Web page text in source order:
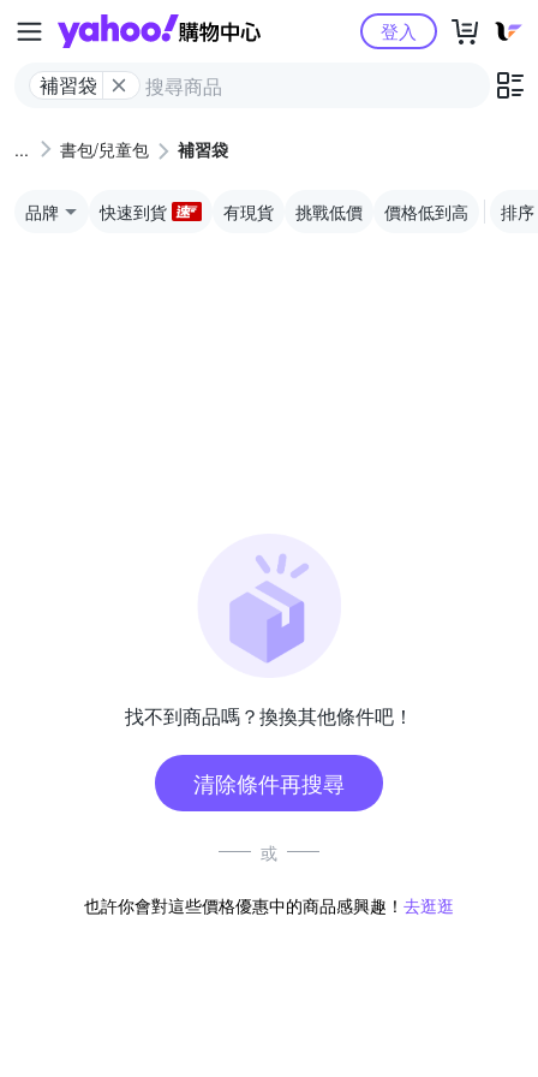
Yahoo購物中心
補習袋
登入
書包/兒童包 補習袋
品牌 快速到貨 有現貨 挑戰低價 價格低到高 排序
找不到商品嗎？換換其他條件吧！
清除條件再搜尋
或
也許你會對這些價格優惠中的商品感興趣！ 去逛逛